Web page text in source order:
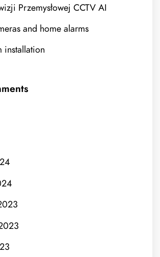
Przemysłowej CCTV AI
and home alarms
installation